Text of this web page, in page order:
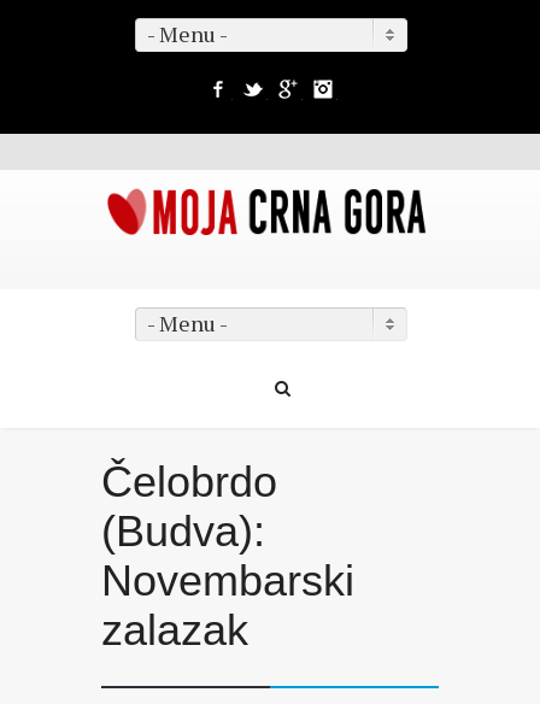
- Menu -
Facebook
TwitterGoogle+
- Menu -
Čelobrdo
(Budva):
Novembarski
zalazak